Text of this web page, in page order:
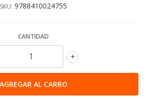
SKU: 9788410024755
CANTIDAD
+